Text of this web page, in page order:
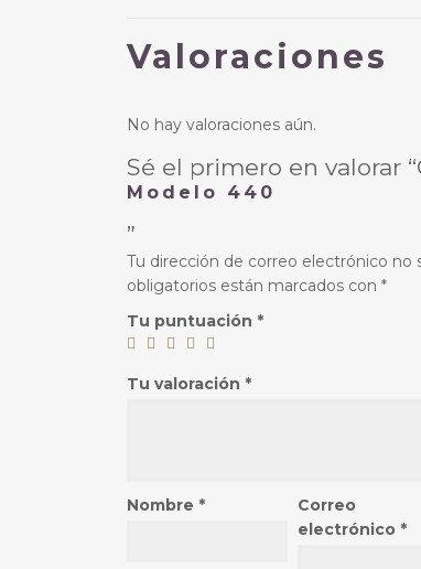
Valoraciones
No hay valoraciones aún.
Sé el primero en valorar
Modelo 440
”
Tu dirección de correo electrónico no
obligatorios están marcados con *
Tu puntuación *
Tu valoración *
Nombre *
Correo
electrónico *